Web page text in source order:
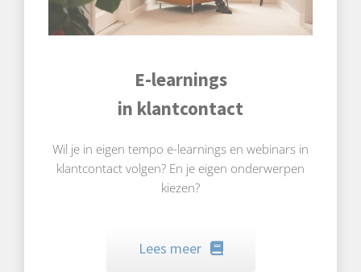
E-learnings
in klantcontact
Wil je in eigen tempo e-learnings en webinars in
klantcontact volgen? En je eigen onderwerpen
kiezen?
Lees meer